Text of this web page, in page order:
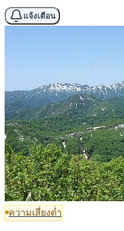
แจ้งเตือน
ความเสี่ยงต่ำ